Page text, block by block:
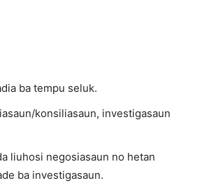
ba tempu seluk.
konsiliasaun, investigasaun
liuhosi negosiasaun no hetan
ba investigasaun.